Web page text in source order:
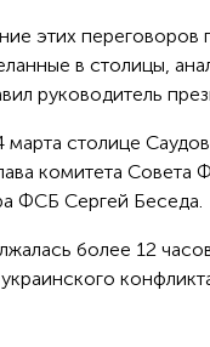
этих переговоров
в столицы,
руководитель
марта столице
комитета
ФСБ Сергей Беседа.
более 12